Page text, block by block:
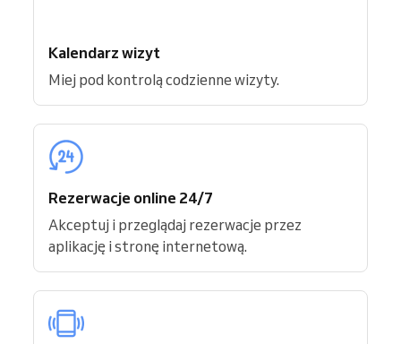
Kalendarz wizyt
Miej pod kontrolą codzienne wizyty.
Rezerwacje online 24/7
Akceptuj i przeglądaj rezerwacje przez
aplikację i stronę internetową.